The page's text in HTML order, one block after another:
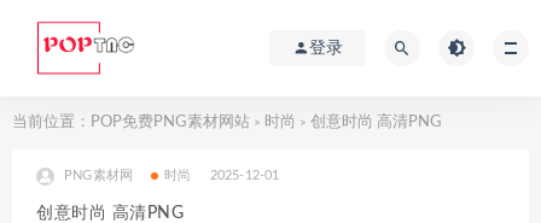
登录
当前位置： POP免费PNG素材网站 > 时尚 > 创意时尚 高清PNG
PNG素材网 时尚 2025-12-01
创意时尚 高清PNG